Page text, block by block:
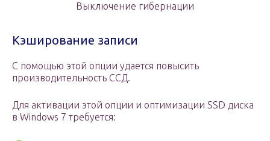
Выключение гибернации
Кэширование записи
С помощью этой опции удается повысить
производительность ССД.
Для активации этой опции и оптимизации SSD диска
в Windows 7 требуется: